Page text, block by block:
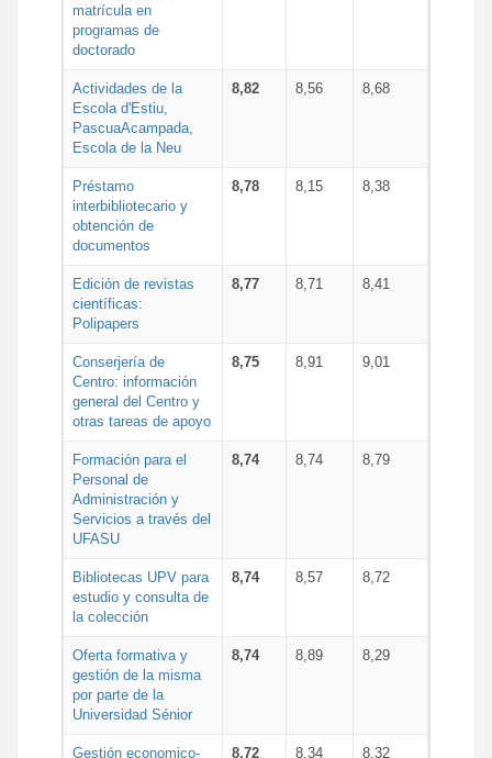
matrícula en
programas de
doctorado
Actividades de la
Escola d'Estiu,
PascuaAcampada,
Escola de la Neu
8,82 8,56 8,68
Préstamo
interbibliotecario y
obtención de
documentos
8,78 8,15 8,38
Edición de revistas
científicas:
Polipapers
8,77 8,71 8,41
Conserjería de
Centro: información
general del Centro y
otras tareas de apoyo
8,75 8,91 9,01
Formación para el
Personal de
Administración y
Servicios a través del
UFASU
8,74 8,74 8,79
Bibliotecas UPV para
estudio y consulta de
la colección
8,74 8,57 8,72
Oferta formativa y
gestión de la misma
por parte de la
Universidad Sénior
8,74 8,89 8,29
Gestión economico- 8,72 8,34 8,32